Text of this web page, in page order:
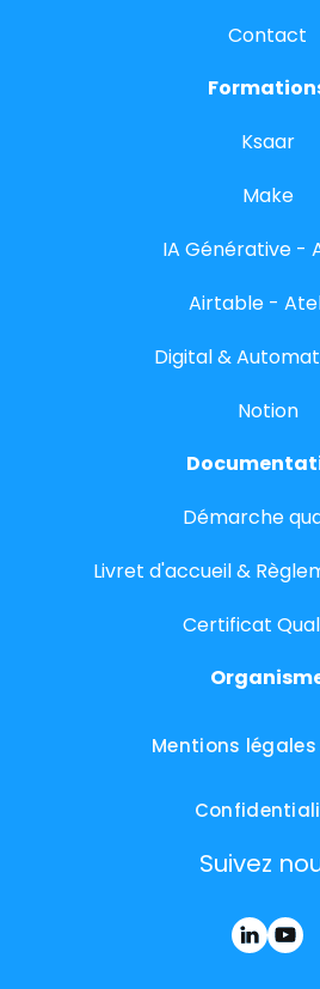
Contact
Ksaar
Make
IA Générative -
Airtable -
Digital &
Notion
Démarche
Livret d'accueil &
Certificat
Mentions légales
Suivez